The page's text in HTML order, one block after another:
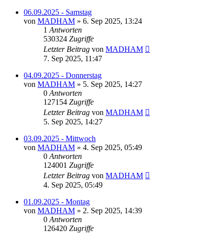
06.09.2025 - Samstag
von MADHAM » 6. Sep 2025, 13:24
1 Antworten
530324 Zugriffe
Letzter Beitrag von MADHAM
7. Sep 2025, 11:47
04.09.2025 - Donnerstag
von MADHAM » 5. Sep 2025, 14:27
0 Antworten
127154 Zugriffe
Letzter Beitrag von MADHAM
5. Sep 2025, 14:27
03.09.2025 - Mittwoch
von MADHAM » 4. Sep 2025, 05:49
0 Antworten
124001 Zugriffe
Letzter Beitrag von MADHAM
4. Sep 2025, 05:49
01.09.2025 - Montag
von MADHAM » 2. Sep 2025, 14:39
0 Antworten
126420 Zugriffe